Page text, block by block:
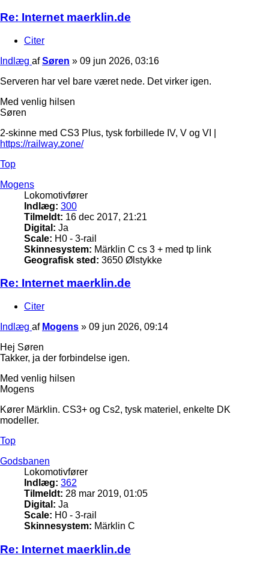
Re: Internet maerklin.de
Citer
Indlæg afSøren » 09 jun 2026, 03:16
Serveren har vel bare været nede. Det virker igen.
Med venlig hilsen
Søren
2-skinne med CS3 Plus, tysk forbillede IV, V og VI |
https://railway.zone/
Top
Mogens
Lokomotivfører
Indlæg: 300
Tilmeldt: 16 dec 2017, 21:21
Digital: Ja
Scale: H0 - 3-rail
Skinnesystem: Märklin C cs 3 + med tp link
Geografisk sted: 3650 Ølstykke
Re: Internet maerklin.de
Citer
Indlæg af Mogens » 09 jun 2026, 09:14
Hej Søren
Takker, ja der forbindelse igen.
Med venlig hilsen
Mogens
Kører Märklin. CS3+ og Cs2, tysk materiel, enkelte DK
modeller.
Top
Godsbanen
Lokomotivfører
Indlæg: 362
Tilmeldt: 28 mar 2019, 01:05
Digital: Ja
Scale: H0 - 3-rail
Skinnesystem: Märklin C
Re: Internet maerklin.de